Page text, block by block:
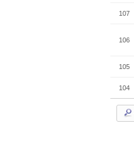
107
106
105
104